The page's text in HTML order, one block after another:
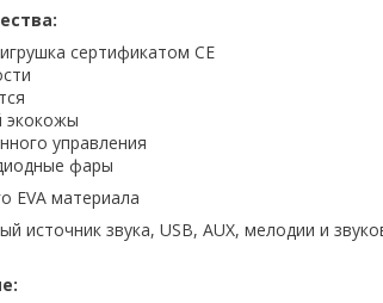
сертификатом CE
экокожы
управления
фары
EVA материала
источник звука, USB, AUX, мелодии и